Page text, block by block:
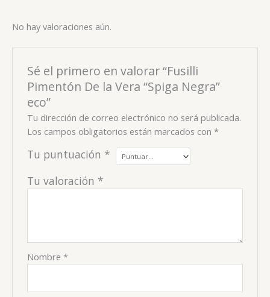
No hay valoraciones aún.
Sé el primero en valorar “Fusilli
Pimentón De la Vera “Spiga Negra”
eco”
Tu dirección de correo electrónico no será publicada.
Los campos obligatorios están marcados con*
Tu puntuación *
Tu valoración *
Nombre*